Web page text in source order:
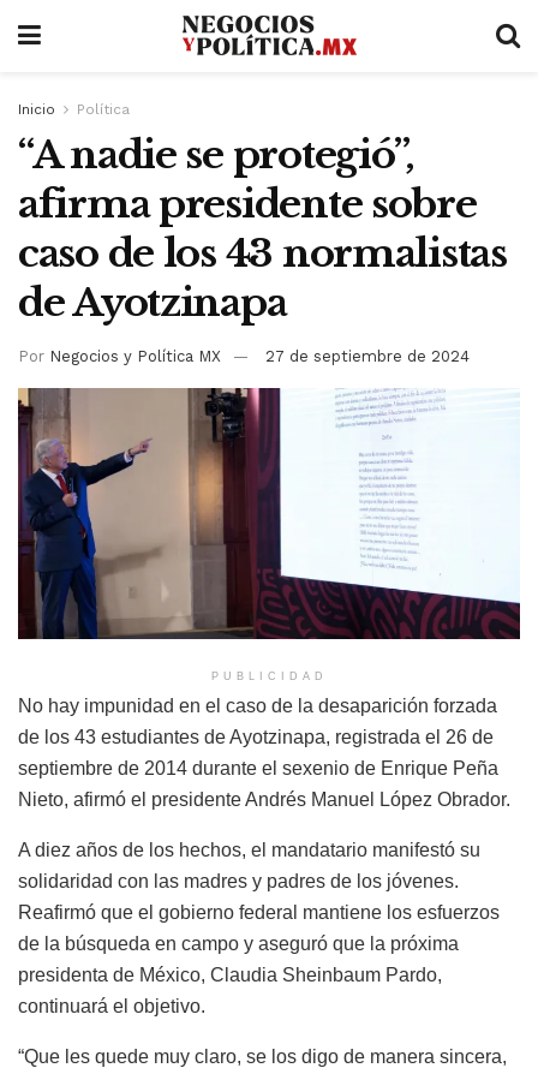
Inicio Política
“A nadie se protegió”,
afirma presidente sobre
caso de los 43 normalistas
de Ayotzinapa
Por Negocios y Política MX 27 de septiembre de 2024
PUBLICIDAD
No hay impunidad en el caso de la desaparición forzada
de los 43 estudiantes de Ayotzinapa, registrada el 26 de
septiembre de 2014 durante el sexenio de Enrique Peña
Nieto, afirmó el presidente Andrés Manuel López Obrador.
A diez años de los hechos, el mandatario manifestó su
solidaridad con las madres y padres de los jóvenes.
Reafirmó que el gobierno federal mantiene los esfuerzos
de la búsqueda en campo y aseguró que la próxima
presidenta de México, Claudia Sheinbaum Pardo,
continuará el objetivo.
“Que les quede muy claro, se los digo de manera sincera,